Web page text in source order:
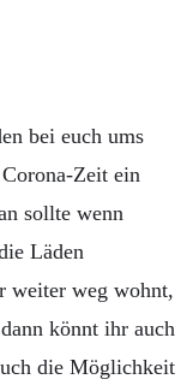
bei euch ums
Zeit ein
sollte wenn
Läden
weiter weg wohnt,
könnt ihr auch
die Möglichkeit